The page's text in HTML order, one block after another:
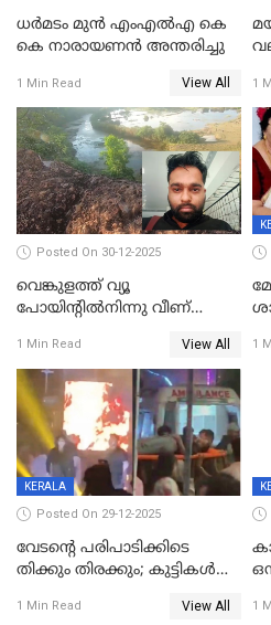
ധർമടം മുൻ എംഎല്‍എ കെ
കെ നാരായണന്‍ അന്തരിച്ചു
1 Min Read View All 1
Posted On 30-12-2025
വെങ്കുളത്ത് വ്യൂ
പോയിന്റിൽനിന്നു വീണ്
1 Min Read View All 1
KERALA
Posted On 29-12-2025
വേടന്റെ പരിപാടിക്കിടെ
തിക്കും തിരക്കും; കുട്ടികള്‍
പരിക്ക്; പാളം മറികടന്ന
1 Min Read View All 1